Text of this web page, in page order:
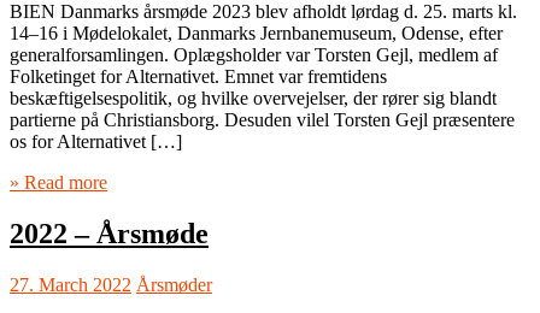
BIEN Danmarks årsmøde 2023 blev afholdt lørdag d. 25. marts kl.
14–16 i Mødelokalet, Danmarks Jernbanemuseum, Odense, efter
generalforsamlingen. Oplægsholder var Torsten Gejl, medlem af
Folketinget for Alternativet. Emnet var fremtidens
beskæftigelsespolitik, og hvilke overvejelser, der rører sig blandt
partierne på Christiansborg. Desuden vilel Torsten Gejl præsentere
os for Alternativet […]
» Read more
2022 – Årsmøde
27. March 2022 Årsmøder